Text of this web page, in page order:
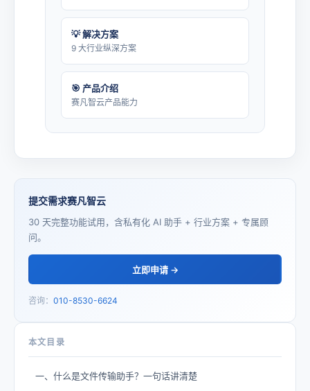
💡 解决方案
9 大行业纵深方案
🎯 产品介绍
赛凡智云产品能力
提交需求赛凡智云
30 天完整功能试用，含私有化 AI 助手 + 行业方案 + 专属顾
问。
立即申请 →
咨询： 010-8530-6624
本文目录
一、什么是文件传输助手？一句话讲清楚